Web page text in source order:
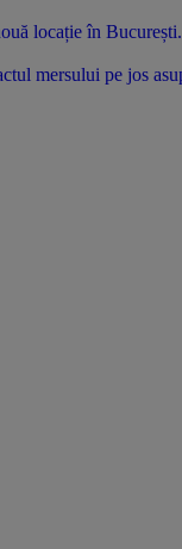
locație în
mersului pe jos